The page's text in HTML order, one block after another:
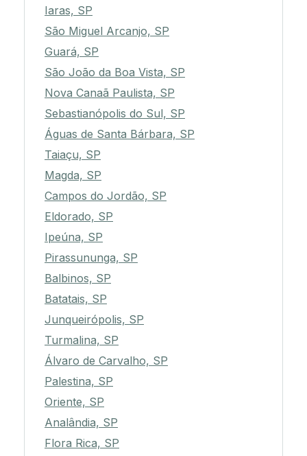
Iaras, SP
São Miguel Arcanjo, SP
Guará, SP
São João da Boa Vista, SP
Nova Canaã Paulista, SP
Sebastianópolis do Sul, SP
Águas de Santa Bárbara, SP
Taiaçu, SP
Magda, SP
Campos do Jordão, SP
Eldorado, SP
Ipeúna, SP
Pirassununga, SP
Balbinos, SP
Batatais, SP
Junqueirópolis, SP
Turmalina, SP
Álvaro de Carvalho, SP
Palestina, SP
Oriente, SP
Analândia, SP
Flora Rica, SP